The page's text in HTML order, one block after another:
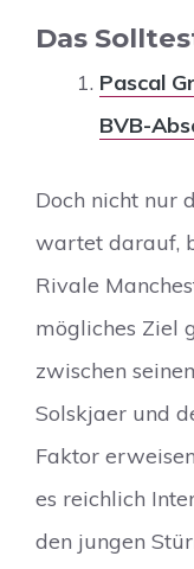
Das
Pascal
BVB-
Doch nicht nur
wartet darauf,
Rivale
mögliches Ziel
zwischen
Solskjaer und
Faktor
es reichlich
den jungen